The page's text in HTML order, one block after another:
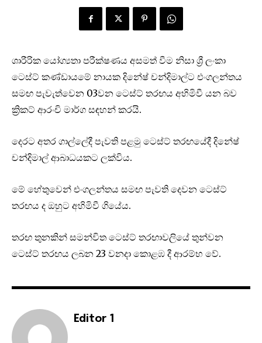
ශාරීරික යෝග්‍යතා පරීක්ෂණය අසමත් වීම නිසා ශ්‍රී ලංකා
ටෙස්ට් කණ්ඩායමේ නායක දිනේෂ් චන්දිමාල්ට එංගලන්තය
සමඟ පැවැත්වෙන 03වන ටෙස්ට් තරඟය අහිමිවී යන බව
ක්‍රිකට් ආරංචි මාර්ග සඳහන් කරයි.
දෙරට අතර ගාල්ලේදී පැවති පළමු ටෙස්ට් තරඟයේදී දිනේෂ්
චන්දිමාල් ආබාධයකට ලක්විය.
මේ හේතුවෙන් එංගලන්තය සමඟ පැවති දෙවන ටෙස්ට්
තරඟය ද ඔහුට අහිමිවී ගියේය.
තරඟ තුනකින් සමන්විත ටෙස්ට් තරඟාවලියේ තුන්වන
ටෙස්ට් තරඟය ලබන 23 වනදා කොළඹ දී ආරම්භ වේ.
Editor 1